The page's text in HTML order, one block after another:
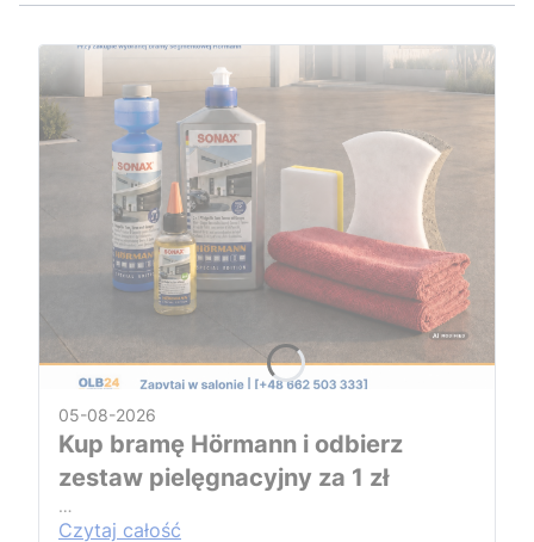
05-08-2026
Kup bramę Hörmann i odbierz
zestaw pielęgnacyjny za 1 zł
…
Czytaj całość